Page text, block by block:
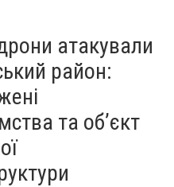
атакували
район:
та об’єкт